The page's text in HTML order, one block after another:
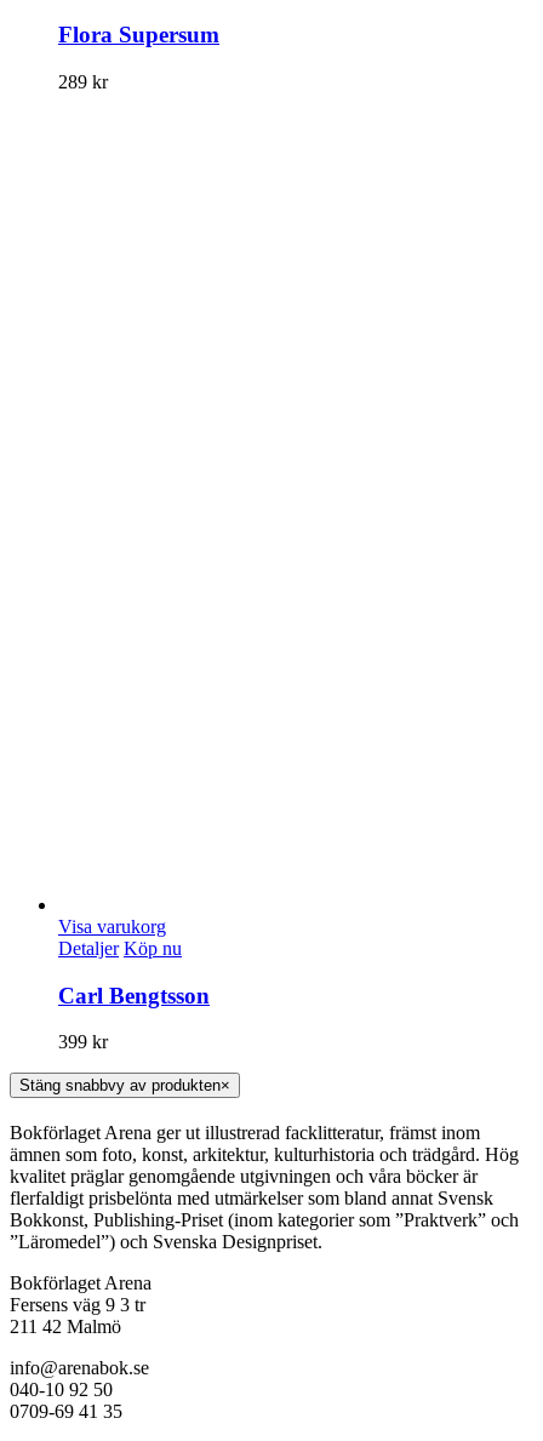
Flora Supersum
289 kr
Visa varukorg
Detaljer Köp nu
Carl Bengtsson
399 kr
Stäng snabbvy av produkten×
Bokförlaget Arena ger ut illustrerad facklitteratur, främst inom
ämnen som foto, konst, arkitektur, kulturhistoria och trädgård. Hög
kvalitet präglar genomgående utgivningen och våra böcker är
flerfaldigt prisbelönta med utmärkelser som bland annat Svensk
Bokkonst, Publishing-Priset (inom kategorier som ”Praktverk” och
”Läromedel”) och Svenska Designpriset.
Bokförlaget Arena
Fersens väg 9 3 tr
211 42 Malmö
info@arenabok.se
040-10 92 50
0709-69 41 35